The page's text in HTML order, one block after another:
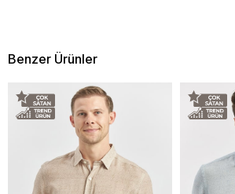
Benzer Ürünler